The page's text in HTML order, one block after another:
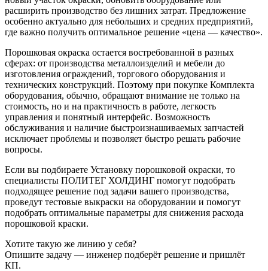
расширить производство без лишних затрат. Предложение
особенно актуально для небольших и средних предприятий,
где важно получить оптимальное решение «цена — качество».
Порошковая окраска остается востребованной в разных
сферах: от производства металлоизделий и мебели до
изготовления ограждений, торгового оборудования и
технических конструкций. Поэтому при покупке Комплекта
оборудования, обычно, обращают внимание не только на
стоимость, но и на практичность в работе, легкость
управления и понятный интерфейс. Возможность
обслуживания и наличие быстроизнашиваемых запчастей
исключает проблемы и позволяет быстро решать рабочие
вопросы.
Если вы подбираете Установку порошковой окраски, то
специалисты ПОЛИТЕГ ХОЛДИНГ помогут подобрать
подходящее решение под задачи вашего производства,
проведут тестовые выкраски на оборудовании и помогут
подобрать оптимальные параметры для снижения расхода
порошковой краски.
Хотите такую же линию у себя?
Опишите задачу — инженер подберёт решение и пришлёт
КП.